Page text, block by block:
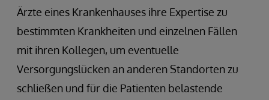
Ärzte eines Krankenhauses ihre Expertise zu
bestimmten Krankheiten und einzelnen Fällen
mit ihren Kollegen, um eventuelle
Versorgungslücken an anderen Standorten zu
schließen und für die Patienten belastende